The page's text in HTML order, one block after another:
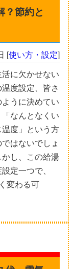
？節約と
[使い方・設定]
に欠かせない
度設定、皆さ
ように決めてい
「なんとなくい
温度」という方
ではないでしょ
かし、この給湯
定一つで、
変わる可